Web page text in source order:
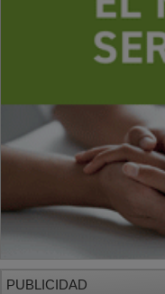
PUBLICIDAD